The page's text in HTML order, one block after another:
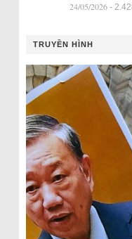
24/05/2026 -
TRUYỀN HÌNH